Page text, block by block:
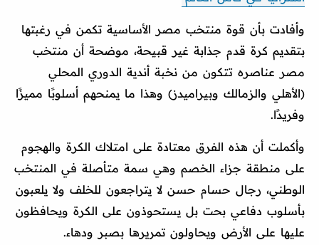
وأفادت بأن قوة منتخب مصر الأساسية تكمن في رغبتها
بتقديم كرة قدم جذابة غير قبيحة، موضحة أن منتخب
مصر عناصره تتكون من نخبة أندية الدوري المحلي
(الأهلي والزمالك وبيراميدز) وهذا ما يمنحهم أسلوبًا مميزًا
وفريدًا.
وأكملت أن هذه الفرق معتادة على امتلاك الكرة والهجوم
على منطقة جزاء الخصم وهي سمة متأصلة في المنتخب
الوطني، رجال حسام حسن لا يتراجعون للخلف ولا يلعبون
بأسلوب دفاعي بحت بل يستحوذون على الكرة ويحافظون
عليها على الأرض ويحاولون تمريرها بصبر ودهاء.